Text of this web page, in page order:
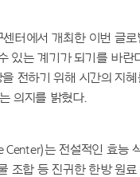
터에서 개최한 이번 글로
있는 계기가 되기를 바란
전하기 위해 시간의 지
의지를 밝혔다.
는 전설적인 효능
조합 등 진귀한 한방 원료